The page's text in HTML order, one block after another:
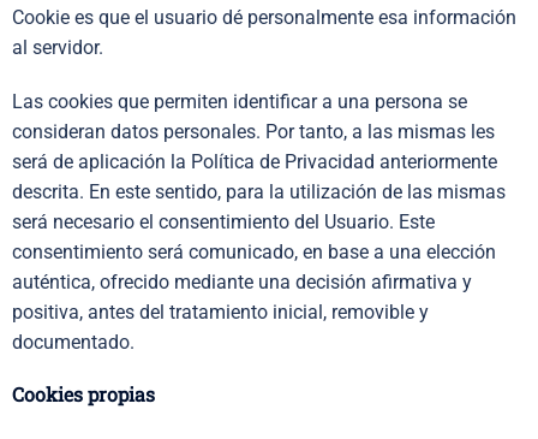
Cookie es que el usuario dé personalmente esa información
al servidor.
Las cookies que permiten identificar a una persona se
consideran datos personales. Por tanto, a las mismas les
será de aplicación la Política de Privacidad anteriormente
descrita. En este sentido, para la utilización de las mismas
será necesario el consentimiento del Usuario. Este
consentimiento será comunicado, en base a una elección
auténtica, ofrecido mediante una decisión afirmativa y
positiva, antes del tratamiento inicial, removible y
documentado.
Cookies propias